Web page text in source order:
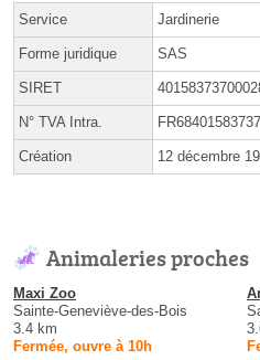
Service Jardinerie
Forme juridique SAS
SIRET
N° TVA Intra. FR68401583737
Création 12 décembre
Animaleries proches
Maxi Zoo
Sainte-Geneviève-des-Bois
3.4 km
Fermée, ouvre à 10h